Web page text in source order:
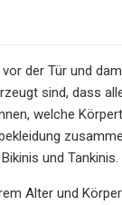
der Tür und
sind, dass
welche
und Tankinis.
Alter und